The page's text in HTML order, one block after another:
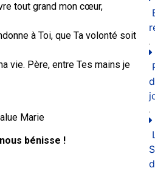
tout grand mon cœur,
à Toi, que Ta volonté soit
vie. Père, entre Tes mains je
Marie
bénisse !